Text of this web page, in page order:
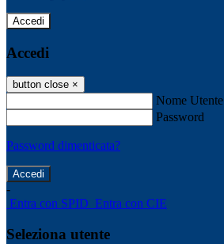
Accedi
Accedi
button close ×
Nome Utente
Password
Password dimenticata?
-
Entra con SPID Entra con CIE
Seleziona utente